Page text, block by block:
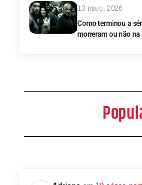
Como terminou a
morreram ou não na
13 maio, 2026